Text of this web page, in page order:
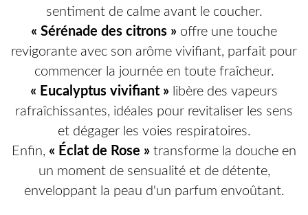
sentiment de calme avant le coucher.
« Sérénade des citrons » offre une touche
revigorante avec son arôme vivifiant, parfait pour
commencer la journée en toute fraîcheur.
« Eucalyptus vivifiant » libère des vapeurs
rafraîchissantes, idéales pour revitaliser les sens
et dégager les voies respiratoires.
Enfin, « Éclat de Rose » transforme la douche en
un moment de sensualité et de détente,
enveloppant la peau d'un parfum envoûtant.